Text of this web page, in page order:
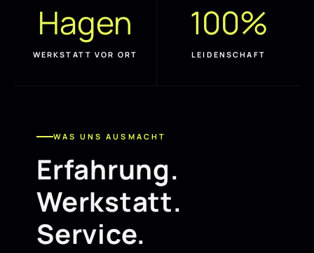
Hagen
WERKSTATT VOR ORT
100%
LEIDENSCHAFT
WAS UNS AUSMACHT
Erfahrung.
Werkstatt.
Service.